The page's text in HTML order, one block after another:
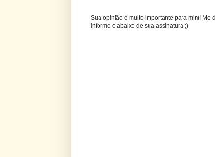
Sua opinião é muito importante para mim! Me
informe o abaixo de sua assinatura ;)